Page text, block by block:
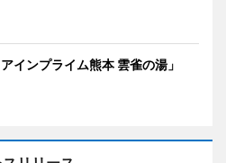
インプライム熊本 雲雀の湯」